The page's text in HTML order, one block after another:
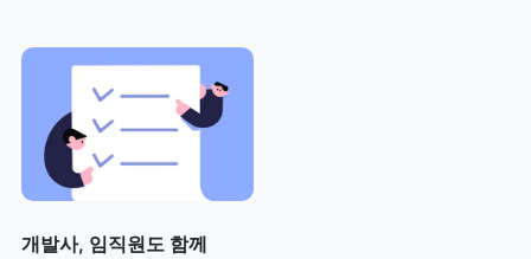
개발사, 임직원도 함께